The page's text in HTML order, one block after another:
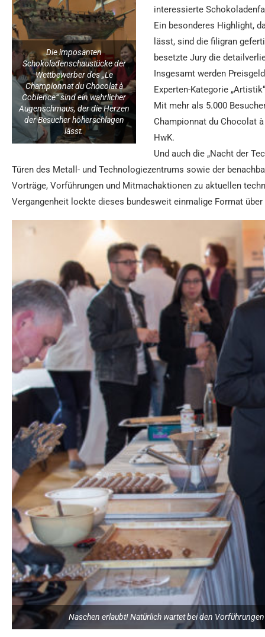
Die imposanten
Schokoladenschaustücke der
Wettbewerber des „Le
Championnat du Chocolat à
Coblence“ sind ein wahrlicher
Augenschmaus, der die Herzen
der Besucher höherschlagen
lässt.
interessierte
Ein besonderes Highlight,
lässt, sind die filigran
besetzte Jury die
Insgesamt werden
Experten-Kategorie
Mit mehr als 5.000
Championnat du Chocolat
HwK.
Und auch die „Nacht der
Türen des Metall- und Technologiezentrums sowie der
Vorträge, Vorführungen und Mitmachaktionen zu aktuellen
Vergangenheit lockte dieses bundesweit einmalige Format
Naschen erlaubt! Natürlich wartet bei den